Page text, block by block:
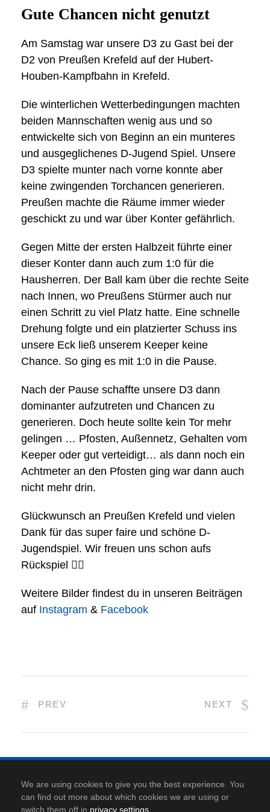
Gute Chancen nicht genutzt
Am Samstag war unsere D3 zu Gast bei der
D2 von Preußen Krefeld auf der Hubert-
Houben-Kampfbahn in Krefeld.
Die winterlichen Wetterbedingungen machten
beiden Mannschaften wenig aus und so
entwickelte sich von Beginn an ein munteres
und ausgeglichenes D-Jugend Spiel. Unsere
D3 spielte munter nach vorne konnte aber
keine zwingenden Torchancen generieren.
Preußen machte die Räume immer wieder
geschickt zu und war über Konter gefährlich.
Gegen Mitte der ersten Halbzeit führte einer
dieser Konter dann auch zum 1:0 für die
Hausherren. Der Ball kam über die rechte Seite
nach Innen, wo Preußens Stürmer auch nur
einen Schritt zu viel Platz hatte. Eine schnelle
Drehung folgte und ein platzierter Schuss ins
unsere Eck ließ unserem Keeper keine
Chance. So ging es mit 1:0 in die Pause.
Nach der Pause schaffte unsere D3 dann
dominanter aufzutreten und Chancen zu
generieren. Doch heute sollte kein Tor mehr
gelingen … Pfosten, Außennetz, Gehalten vom
Keeper oder gut verteidigt… als dann noch ein
Achtmeter an den Pfosten ging war dann auch
nicht mehr drin.
Glückwunsch an Preußen Krefeld und vielen
Dank für das super faire und schöne D-
Jugendspiel. Wir freuen uns schon aufs
Rückspiel 👍🏻
Weitere Bilder findest du in unseren Beiträgen
auf Instagram & Facebook
PREV NEXT
Impressum
We are using cookies to give you the best experience. You
can find out more about which cookies we are using or
switch them off in privacy settings